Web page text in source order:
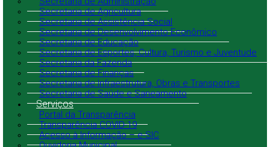
Secretaria de Agricultura
Secretaria de Assistência Social
Secretaria de Desenvolvimento Econômico
Secretaria de Educação
Secretaria de Esportes, Cultura, Turismo e Juventude
Secretaria da Fazenda
Secretaria de Finanças
Secretaria de Infraestrutura, Obras e Transportes
Secretaria de Saúde e Saneamento
Serviços
Portal da Transparência
Transparência COVID-19
Acesso à Informação – e-SIC